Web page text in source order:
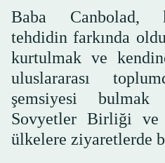
Baba Canbolad,
tehdidin farkında
kurtulmak ve
uluslararası
şemsiyesi bulmak
Sovyetler Birliği ve
ülkelere ziyaretlerde